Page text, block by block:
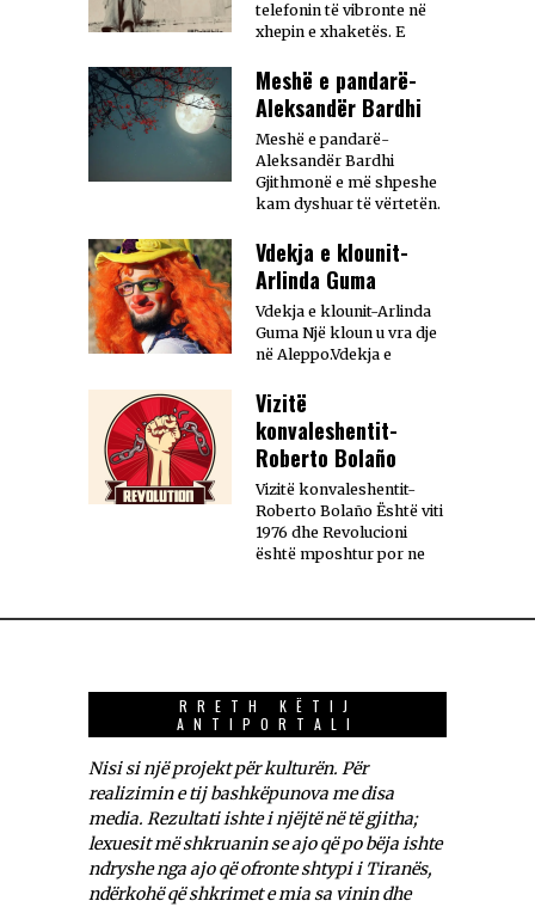
telefonin të vibronte në
xhepin e xhaketës. E
Meshë e pandarë-
Aleksandër Bardhi
Meshë e pandarë-
Aleksandër Bardhi
Gjithmonë e më shpeshe
kam dyshuar të vërtetën.
Vdekja e klounit-
Arlinda Guma
Vdekja e klounit-Arlinda
Guma Një kloun u vra dje
në Aleppo.Vdekja e
Vizitë
konvaleshentit-
Roberto Bolaño
Vizitë konvaleshentit-
Roberto Bolaño Është viti
1976 dhe Revolucioni
është mposhtur por ne
RRETH KËTIJ
ANTIPORTALI
Nisi si një projekt për kulturën. Për
realizimin e tij bashkëpunova me disa
media. Rezultati ishte i njëjtë në të gjitha;
lexuesit më shkruanin se ajo që po bëja ishte
ndryshe nga ajo që ofronte shtypi i Tiranës,
ndërkohë që shkrimet e mia sa vinin dhe